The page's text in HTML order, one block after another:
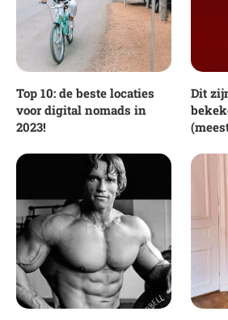
Top 10: de beste locaties
voor digital nomads in
2023!
Dit